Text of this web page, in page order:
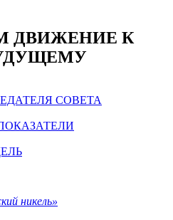
ДВИЖЕНИЕ К
СОВЕТА
никель»